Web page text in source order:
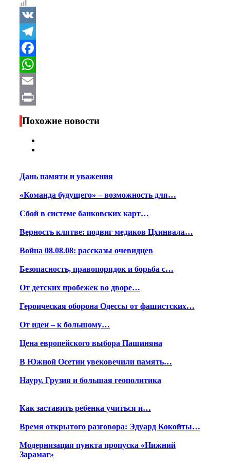
VK
Telegram
Facebook
WhatsApp
Email
Print
Похожие новости
Дань памяти и уважения
«Команда будущего» – возможность для…
Сбой в системе банковских карт…
Верность клятве: подвиг медиков Цхинвала…
Война 08.08.08: рассказы очевидцев
Безопасность, правопорядок и борьба с…
От детских пробежек во дворе…
Героическая оборона Одессы от фашистских…
От идеи – к большому…
Цена европейского выбора Пашиняна
В Южной Осетии увековечили память…
Науру, Грузия и большая геополитика
Как заставить ребенка учиться и…
Время открытого разговора: Эдуард Кокойты…
Модернизация пункта пропуска «Нижний
Зарамаг»